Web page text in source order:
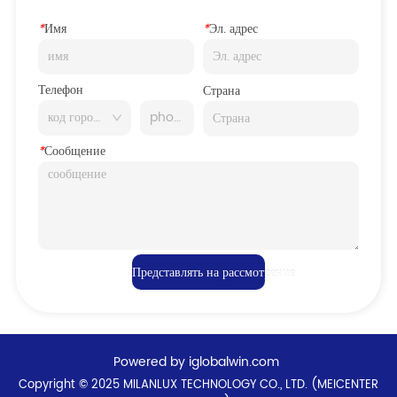
*Имя *Эл. адрес
Телефон Страна
*Сообщение
Представлять на рассмотрение
Powered by iglobalwin.com
Copyright © 2025 MILANLUX TECHNOLOGY CO., LTD. (MEICENTER